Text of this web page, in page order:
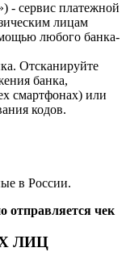
- сервис платежной
лицам
любого банка-
Отсканируйте
банка,
смартфонах) или
кодов.
в России.
отправляется чек
ЛИЦ